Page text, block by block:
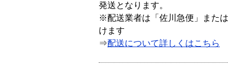
発送となります。
※配送業者は「佐川急便」また
けます
⇒配送について詳しくはこちら